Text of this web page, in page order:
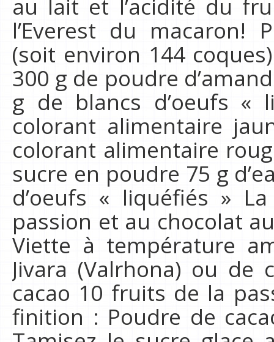
au lait et l’acidité du
l’Everest du macaron!
(soit environ 144
300 g de poudre
g de blancs d’oeufs «
colorant alimentaire
colorant alimentaire
sucre en poudre 75 g
d’oeufs « liquéfiés »
passion et au chocolat
Viette à température
Jivara (Valrhona) ou
cacao 10 fruits de la
finition : Poudre de